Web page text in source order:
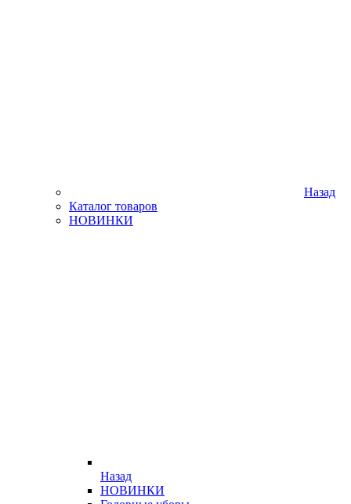
Назад
Каталог товаров
НОВИНКИ
Назад
НОВИНКИ